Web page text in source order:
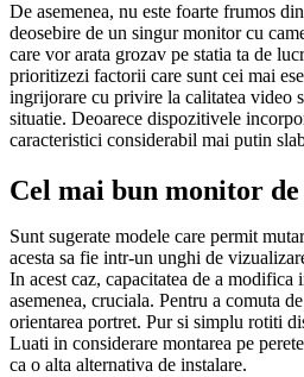
De asemenea, nu este foarte frumos
deosebire de un singur monitor cu
care vor arata grozav pe statia ta de
prioritizezi factorii care sunt cei mai
ingrijorare cu privire la calitatea video
situatie. Deoarece dispozitivele
caracteristici considerabil mai putin
Cel mai bun monitor de
Sunt sugerate modele care permit
acesta sa fie intr-un unghi de
In acest caz, capacitatea de a modifica
asemenea, cruciala. Pentru a comuta
orientarea portret. Pur si simplu rotiti
Luati in considerare montarea pe
ca o alta alternativa de instalare.